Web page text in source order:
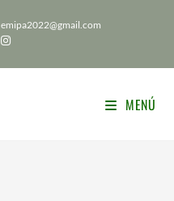
emipa2022@gmail.com
MENÚ